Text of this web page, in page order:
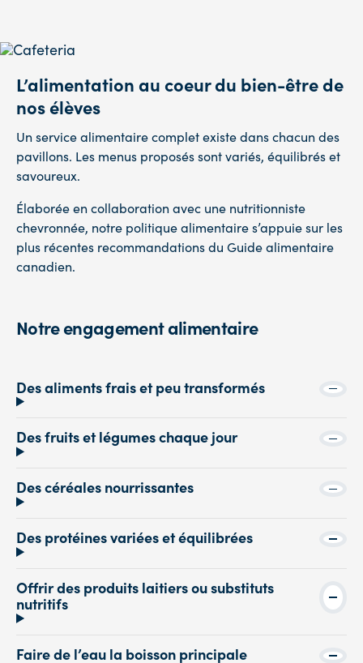
L’alimentation au coeur du bien-être de
nos élèves
Un service alimentaire complet existe dans chacun des
pavillons. Les menus proposés sont variés, équilibrés et
savoureux.
Élaborée en collaboration avec une nutritionniste
chevronnée, notre politique alimentaire s’appuie sur les
plus récentes recommandations du Guide alimentaire
canadien.
Notre engagement alimentaire
Des aliments frais et peu transformés
Des fruits et légumes chaque jour
Des céréales nourrissantes
Des protéines variées et équilibrées
Offrir des produits laitiers ou substituts
nutritifs
Faire de l’eau la boisson principale